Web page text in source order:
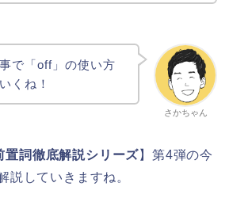
さかちゃん
で「off」の使い方
くね！
置詞徹底解説シリーズ】第4弾の今
説していきますね。